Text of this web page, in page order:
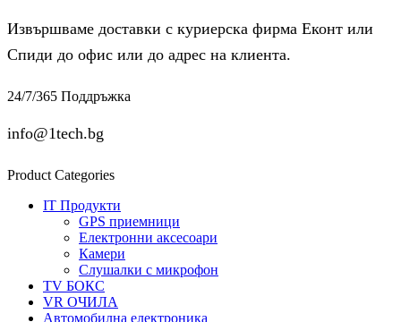
Извършваме доставки с куриерска фирма Еконт или
Спиди до офис или до адрес на клиента.
24/7/365 Поддръжка
info@1tech.bg
Product Categories
IT Продукти
GPS приемници
Електронни аксесоари
Камери
Слушалки с микрофон
TV БОКС
VR ОЧИЛА
Автомобилна електроника